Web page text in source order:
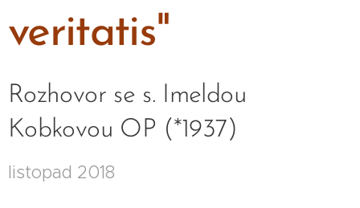
veritatis"
Rozhovor se s. Imeldou
Kobkovou OP (*1937)
listopad 2018